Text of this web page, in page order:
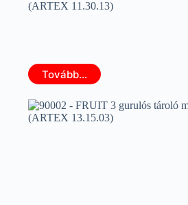
(ARTEX 11.30.13)
Tovább...